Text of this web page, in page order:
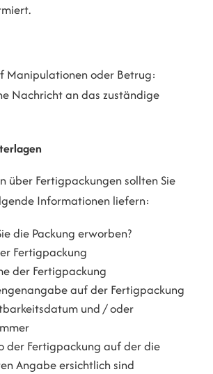
Manipulationen oder Betrug:
Nachricht an das zuständige
über Fertigpackungen sollten Sie
Informationen liefern:
die Packung erworben?
Fertigpackung
der Fertigpackung
auf der Fertigpackung
und / oder
der Fertigpackung auf der die
Angabe ersichtlich sind